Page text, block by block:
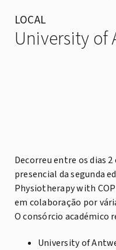
LOCAL
University of
Decorreu entre os dias
presencial da segunda
Physiotherapy with
em colaboração por
O consórcio académico
University of